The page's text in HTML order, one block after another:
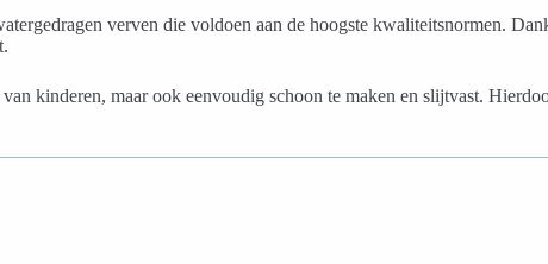
verven die voldoen aan de hoogste kwaliteitsnormen.
kinderen, maar ook eenvoudig schoon te maken en slijtvast.